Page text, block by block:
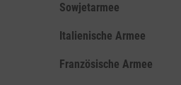
Sowjetarmee
Italienische Armee
Französische Armee